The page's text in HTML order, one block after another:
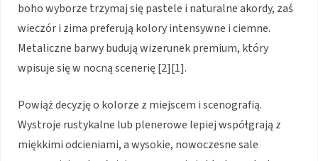
boho wyborze trzymaj się pastele i naturalne akordy, zaś
wieczór i zima preferują kolory intensywne i ciemne.
Metaliczne barwy budują wizerunek premium, który
wpisuje się w nocną scenerię [2][1].
Powiąż decyzję o kolorze z miejscem i scenografią.
Wystroje rustykalne lub plenerowe lepiej współgrają z
miękkimi odcieniami, a wysokie, nowoczesne sale